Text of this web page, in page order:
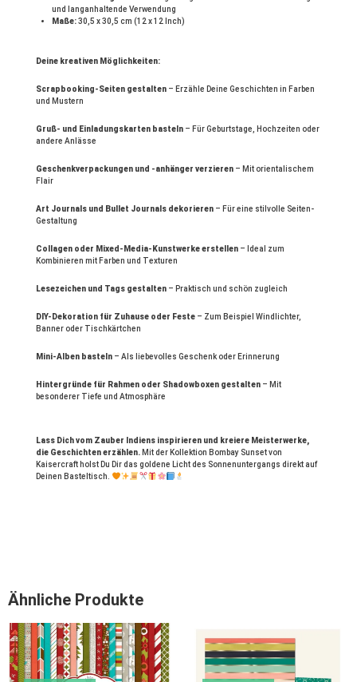
und langanhaltende Verwendung
Maße:30,5 x 30,5 cm (12 x 12 Inch)
Deine kreativen Möglichkeiten:
Scrapbooking-Seiten gestalten – Erzähle Deine Geschichten in Farben
und Mustern
Gruß- und Einladungskarten basteln – Für Geburtstage, Hochzeiten oder
andere Anlässe
Geschenkverpackungen und -anhänger verzieren – Mit orientalischem
Flair
Art Journals und Bullet Journals dekorieren – Für eine stilvolle Seiten-
Gestaltung
Collagen oder Mixed-Media-Kunstwerke erstellen – Ideal zum
Kombinieren mit Farben und Texturen
Lesezeichen und Tags gestalten – Praktisch und schön zugleich
DIY-Dekoration für Zuhause oder Feste – Zum Beispiel Windlichter,
Banner oder Tischkärtchen
Mini-Alben basteln – Als liebevolles Geschenk oder Erinnerung
Hintergründe für Rahmen oder Shadowboxen gestalten – Mit
besonderer Tiefe und Atmosphäre
Lass Dich vom Zauber Indiens inspirieren und kreiere Meisterwerke,
die Geschichten erzählen. Mit der Kollektion Bombay Sunset von
Kaisercraft holst Du Dir das goldene Licht des Sonnenuntergangs direkt auf
Deinen Basteltisch.
Ähnliche Produkte